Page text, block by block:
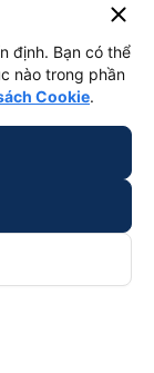
close
định. Bạn có thể
nào trong phần
Cookie.